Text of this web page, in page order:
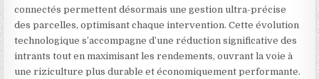
connectés permettent désormais une gestion ultra-précise
des parcelles, optimisant chaque intervention. Cette évolution
technologique s’accompagne d’une réduction significative des
intrants tout en maximisant les rendements, ouvrant la voie à
une riziculture plus durable et économiquement performante.